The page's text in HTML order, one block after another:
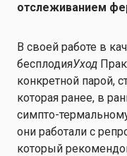
отслеживанием
В своей работе в
бесплодияУход
конкретной парой,
которая ранее, в
симпто-
они работали с
который